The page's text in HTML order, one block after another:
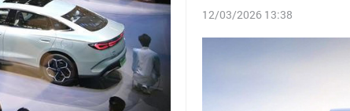
12/03/2026 13:38